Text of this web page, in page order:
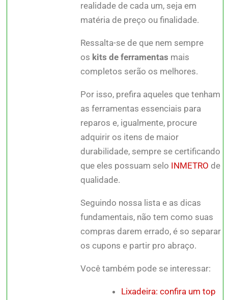
realidade de cada um, seja em
matéria de preço ou finalidade.
Ressalta-se de que nem sempre
os kits de ferramentas mais
completos serão os melhores.
Por isso, prefira aqueles que tenham
as ferramentas essenciais para
reparos e, igualmente, procure
adquirir os itens de maior
durabilidade, sempre se certificando
que eles possuam selo INMETRO de
qualidade.
Seguindo nossa lista e as dicas
fundamentais, não tem como suas
compras darem errado, é so separar
os cupons e partir pro abraço.
Você também pode se interessar:
Lixadeira: confira um top